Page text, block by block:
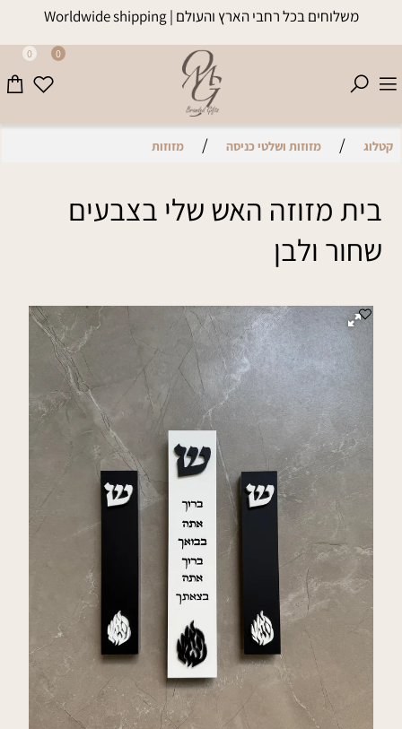
משלוחים בכל רחבי הארץ והעולם | Worldwide shipping
0 0
קטלוג / מזוזות ושלטי כניסה / מזוזות
בית מזוזה האש שלי בצבעים
שחור ולבן